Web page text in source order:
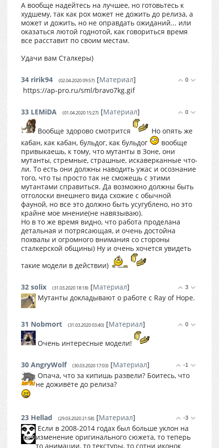
А вообще надейтесь на лучшее, но готовьтесь к
худшему, так как рох может не дожить до релиза, а
может и дожить, но не оправдать ожиданий... или
оказаться лютой годнотой, как говориться время
все расставит по своим местам.
Удачи вам Сталкеры)
0
34 ririk94 (02.04.2020 09:57) [Материал]
https://ap-pro.ru/sml/bravo7kg.gif
0
33 LEMiDA (01.04.2020 15:27) [Материал]
Вообще здорово смотрится
Но опять же
кабан, как кабан, бульдог, как бульдог
вообще
привыкаешь, к тому, что мутанты в Зоне, они
мутанты, стремные, страшные, искаверканные что-
ли. То есть они должны наводить ужас и осознание
того, что ты просто так не сможешь с этими
мутантами справиться. Да возможно должны быть
отголоски внешнего вида схожие с обычной
фауной, но все это должно быть усугублено, но это
крайне мое мнение(не навязываю).
Но в то же время видно, что работа проделана
детальная и потрясающая, и очень достойна
похвалы и огромного внимания со стороны
сталкерской общины) Ну и очень хочется увидеть
такие модели в действии)
3
32 solix (31.03.2020 18:18) [Материал]
Мутанты докладывают о работе с Ray of Hope.
0
31 Nobmort (31.03.2020 03:40) [Материал]
Очень интересные модели!
-1
30 AngryWolf (30.03.2020 17:03) [Материал]
Опача, что за кипишь развели? Боитесь, что
не доживёте до релиза?
-3
23 Hellad (29.03.2020 21:58) [Материал]
Если в 2008-2014 годах был больше уклон на
изменение оригинального сюжета, то теперь
то анимации, то текстуры, то сотни иконок